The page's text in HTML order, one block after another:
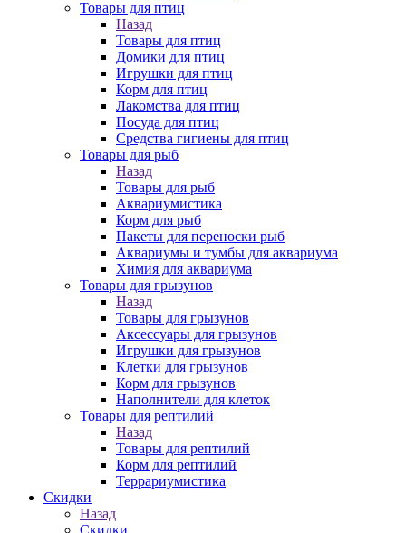
Товары для птиц
Назад
Товары для птиц
Домики для птиц
Игрушки для птиц
Корм для птиц
Лакомства для птиц
Посуда для птиц
Средства гигиены для птиц
Товары для рыб
Назад
Товары для рыб
Аквариумистика
Корм для рыб
Пакеты для переноски рыб
Аквариумы и тумбы для аквариума
Химия для аквариума
Товары для грызунов
Назад
Товары для грызунов
Аксессуары для грызунов
Игрушки для грызунов
Клетки для грызунов
Корм для грызунов
Наполнители для клеток
Товары для рептилий
Назад
Товары для рептилий
Корм для рептилий
Террариумистика
Скидки
Назад
Скидки